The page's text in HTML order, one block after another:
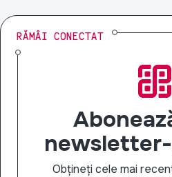
RĂMÂI CONECTAT
Obțineți cele mai